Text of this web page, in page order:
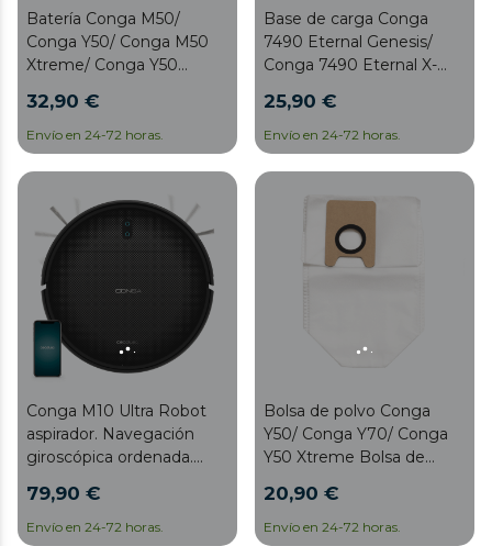
Batería Conga M50/
Conga Y50/ Conga M50
Xtreme/ Conga Y50
32,90 €
Envío en 24-72 horas.
Base de carga Conga
7490 Eternal Genesis/
Conga 7490 Eternal X-
Eternal Home Genesis/
Conga 7490 Eternal
Home X-Treme/ Conga
Eternal Max Vital/ Conga
Eternal Max X-Treme/
Conga Eternal Max
Titanium/ Conga Eternal
Max Utimate/ Conga
Conga Eternal Pet
Titanium/ Conga Eternal
Laser X-Treme
25,90 €
Envío en 24-72 horas.
Conga M10 Ultra Robot
aspirador. Navegación
giroscópica ordenada.
succión. 150 minutos de
autonomía. Sensores
79,90 €
Envío en 24-72 horas.
Bolsa de polvo Conga
Y50/ Conga Y70/ Conga
Y50 Xtreme Bolsa de
Y70/ Conga Y50 Xtreme
20,90 €
Envío en 24-72 horas.